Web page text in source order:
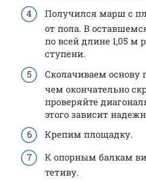
Получился марш с
от пола. В
по всей длине 1,05 м
ступени.
Сколачиваем
чем окончательно
проверяйте
этого зависит
Крепим площадку.
К опорным балкам
тетиву.